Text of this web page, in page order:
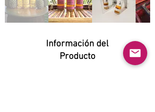
Información del
Producto